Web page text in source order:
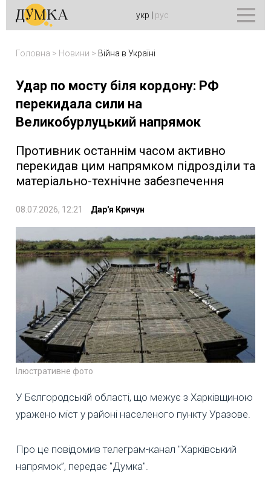
укр рус
Головна > Новини > Війна в Україні
Удар по мосту біля кордону: РФ
перекидала сили на
Великобурлуцький напрямок
Противник останнім часом активно
перекидав цим напрямком підрозділи та
матеріально-технічне забезпечення
08.07.2026, 12:21 Дар'я Кричун
Ілюстративне фото
У Бєлгородській області, що межує з Харківщиною
уражено міст у районі населеного пункту Уразове.
Про це повідомив телеграм-канал "Харківський
напрямок”, передає "Думка".